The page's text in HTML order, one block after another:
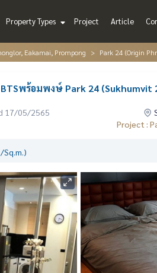
Property Types Project Article
Eakamai, Prompong Park 24 (Origin
พร้อมพงษ์ Park 24 (Sukhumvit
17/05/2565
Project :
Sq.m.)